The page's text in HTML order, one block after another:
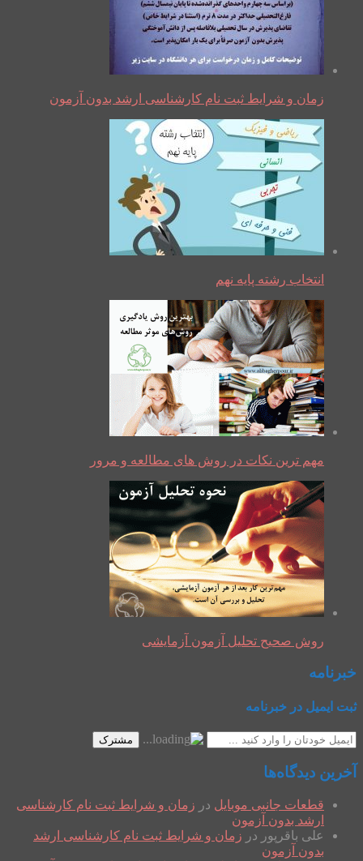
زمان و شرایط ثبت نام کارشناسی ارشد بدون آزمون
انتخاب رشته پایه نهم
مهم ترین نکات در روش های مطالعه و مرور
روش صحیح تحلیل آزمون آزمایشی
خبرنامه
ثبت ایمیل در خبرنامه
مشترک
آخرین دیدگاه‌ها
قطعات جانبی موبایل در زمان و شرایط ثبت نام کارشناسی
ارشد بدون آزمون
علی باقرپور در زمان و شرایط ثبت نام کارشناسی ارشد
بدون آزمون